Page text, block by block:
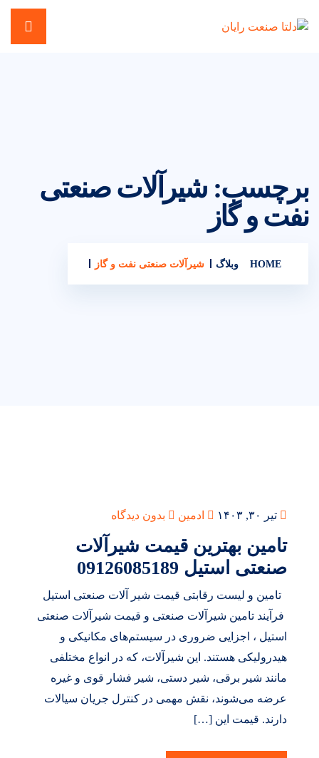
برچسب: شیرآلات صنعتی
نفت و گاز
HOME وبلاگ شیرآلات صنعتی نفت و گاز
تیر ۳۰, ۱۴۰۳ ادمین بدون دیدگاه
تامین بهترین قیمت شیرآلات
صنعتی استیل 09126085189
تامین و لیست رقابتی قیمت شیر آلات صنعتی استیل
فرآیند تامین شیرآلات صنعتی و قیمت شیرآلات صنعتی
استیل ، اجزایی ضروری در سیستم‌های مکانیکی و
هیدرولیکی هستند. این شیرآلات، که در انواع مختلفی
مانند شیر برقی، شیر دستی، شیر فشار قوی و غیره
عرضه می‌شوند، نقش مهمی در کنترل جریان سیالات
دارند. قیمت این […]